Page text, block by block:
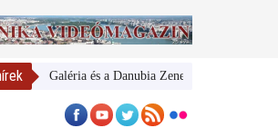
Galéria és a Danubia Zenekar